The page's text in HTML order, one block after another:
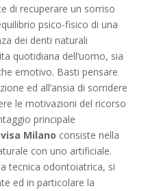
di recuperare un sorriso
psico-fisico di una
dei denti naturali
quotidiana dell’uomo, sia
emotivo. Basti pensare
ed all’ansia di sorridere
le motivazioni del ricorso
principale
Milano consiste nella
con uno artificiale.
tecnica odontoiatrica, si
ed in particolare la